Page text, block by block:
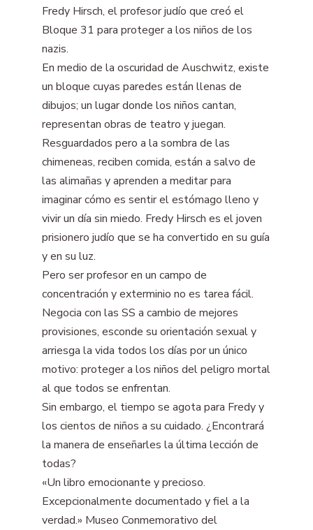
Fredy Hirsch, el profesor judío que creó el
Bloque 31 para proteger a los niños de los
nazis.
En medio de la oscuridad de Auschwitz, existe
un bloque cuyas paredes están llenas de
dibujos; un lugar donde los niños cantan,
representan obras de teatro y juegan.
Resguardados pero a la sombra de las
chimeneas, reciben comida, están a salvo de
las alimañas y aprenden a meditar para
imaginar cómo es sentir el estómago lleno y
vivir un día sin miedo. Fredy Hirsch es el joven
prisionero judío que se ha convertido en su guía
y en su luz.
Pero ser profesor en un campo de
concentración y exterminio no es tarea fácil.
Negocia con las SS a cambio de mejores
provisiones, esconde su orientación sexual y
arriesga la vida todos los días por un único
motivo: proteger a los niños del peligro mortal
al que todos se enfrentan.
Sin embargo, el tiempo se agota para Fredy y
los cientos de niños a su cuidado. ¿Encontrará
la manera de enseñarles la última lección de
todas?
«Un libro emocionante y precioso.
Excepcionalmente documentado y fiel a la
verdad.» Museo Conmemorativo del